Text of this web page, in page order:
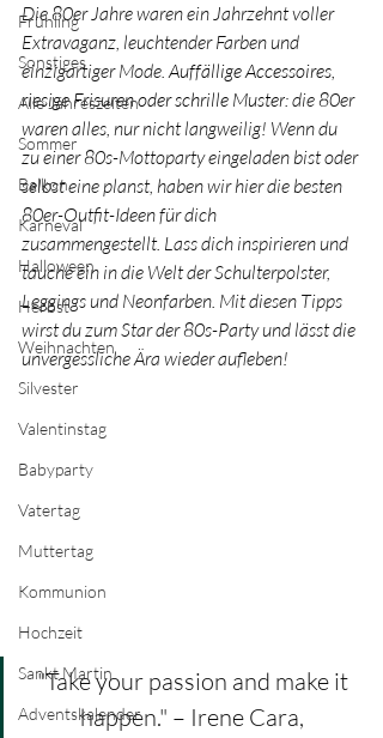
Frühling
Sonstiges
Alle Jahreszeiten
Sommer
Balkon
Karneval
Halloween
Herbst
Weihnachten
Silvester
Valentinstag
Babyparty
Vatertag
Muttertag
Kommunion
Hochzeit
Sankt Martin
Adventskalender
Die 80er Jahre waren ein Jahrzehnt voller
Extravaganz, leuchtender Farben und
einzigartiger Mode. Auffällige Accessoires,
riesige Frisuren oder schrille Muster: die 80er
waren alles, nur nicht langweilig! Wenn du
zu einer 80s-Mottoparty eingeladen bist oder
selbst eine planst, haben wir hier die besten
80er-Outfit-Ideen für dich
zusammengestellt. Lass dich inspirieren und
tauche ein in die Welt der Schulterpolster,
Leggings und Neonfarben. Mit diesen Tipps
wirst du zum Star der 80s-Party und lässt die
unvergessliche Ära wieder aufleben!
"Take your passion and make it
happen." – Irene Cara,